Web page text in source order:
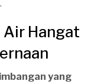
Hangat
yang